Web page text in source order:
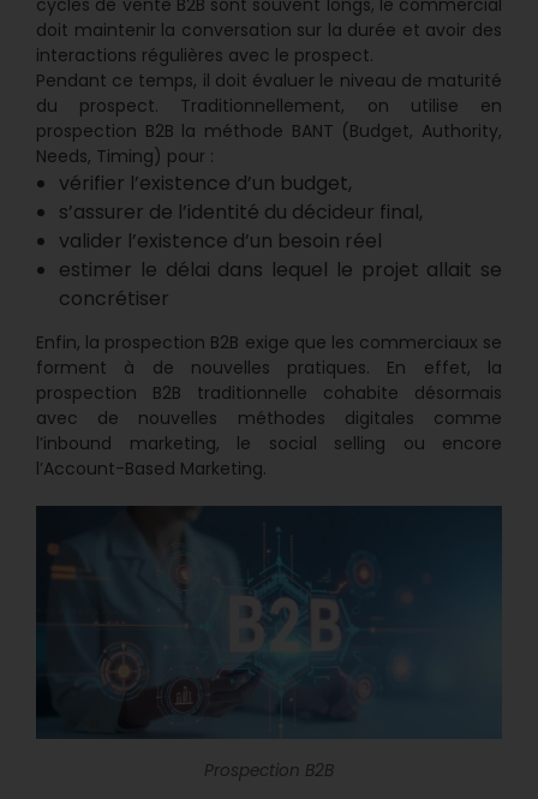
cycles de vente B2B sont souvent longs, le commercial
doit maintenir la conversation sur la durée et avoir des
interactions régulières avec le prospect.
Pendant ce temps, il doit évaluer le niveau de maturité
du prospect. Traditionnellement, on utilise en
prospection B2B la méthode BANT (Budget, Authority,
Needs, Timing) pour :
vérifier l’existence d’un budget,
s’assurer de l’identité du décideur final,
valider l’existence d’un besoin réel
estimer le délai dans lequel le projet allait se
concrétiser
Enfin, la prospection B2B exige que les commerciaux se
forment à de nouvelles pratiques. En effet, la
prospection B2B traditionnelle cohabite désormais
avec de nouvelles méthodes digitales comme
l’inbound marketing, le social selling ou encore
l’Account-Based Marketing.
Prospection B2B